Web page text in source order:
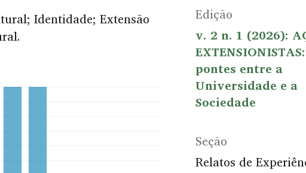
Identidade; Extensão
Edição
v. 2 n. 1 (2026):
EXTENSIONISTAS:
pontes entre a
Universidade e a
Sociedade
Seção
Relatos de